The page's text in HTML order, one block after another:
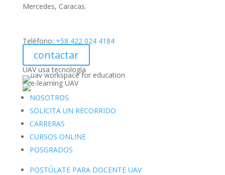
Mercedes, Caracas.
Teléfono: +58 422 024 4184
contactar
UAV usa tecnología
NOSOTROS
SOLICITA UN RECORRIDO
CARRERAS
CURSOS ONLINE
POSGRADOS
POSTÚLATE PARA DOCENTE UAV